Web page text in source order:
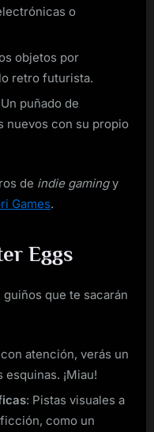
o
objetos por
retro futurista.
puñado de
nuevos con su propio
de indie gamingy
Games.
Eggs
que te sacarán
atención, verás un
¡Miau!
: Pistas visuales a
como un